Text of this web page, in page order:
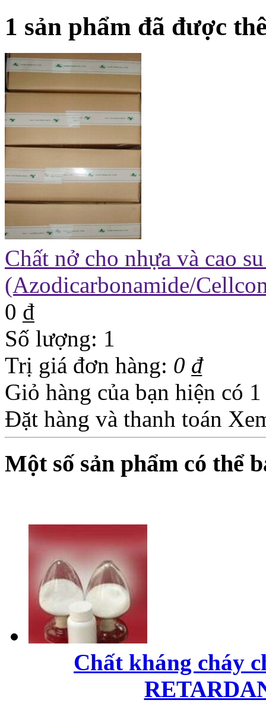
1 sản phẩm đã được
Chất nở cho nhựa và cao
(Azodicarbonamide/
0 ₫
Số lượng: 1
Trị giá đơn hàng: 0 ₫
Giỏ hàng của bạn hiện có 1
Đặt hàng và thanh toán
Một số sản phẩm có thể
Chất kháng cháy